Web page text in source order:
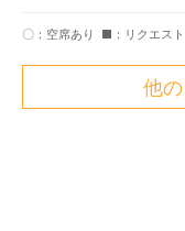
〇：空席あり ■：リクエス
他